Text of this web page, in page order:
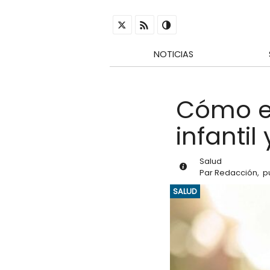
NOTICIAS
Cómo
infantil
Salud
ParRedacción,
SALUD